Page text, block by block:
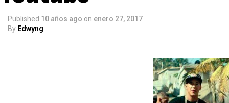
Published 10 años ago on enero 27, 2017
By Edwyng